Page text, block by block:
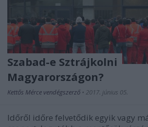
Szabad-e Sztrájkolni
Magyarországon?
Kettős Mérce vendégszerző • 2017. június 05.
Időről időre felvetődik egyik vagy